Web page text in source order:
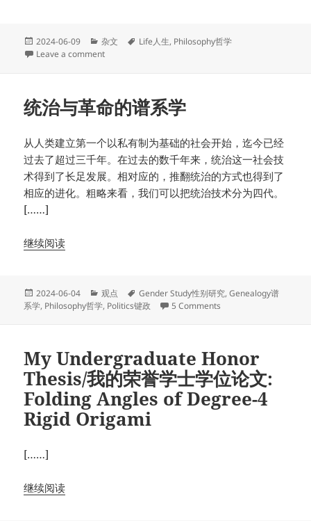
Posted
on
2024-06-09 Categories
杂文 Tags
Life人生, Philosophy哲学
Leave a commenton 我的混蛋人生（上）
统治与革命的谱系学
从人类建立第一个以私有制为基础的社会开始，迄今已经
过去了超过三千年。在过去的数千年来，统治这一社会技
术得到了长足发展。相对应的，推翻统治的方式也得到了
相应的进化。粗略来看，我们可以把统治技术分为四代。
[……]
继续阅读
Posted
on
2024-06-04 Categories
观点 Tags
Gender Study性别研究,Genealogy谱
系学, Philosophy哲学, Politics键政 5 Comments
My Undergraduate Honor
Thesis/我的荣誉学士学位论文:
Folding Angles of Degree-4
Rigid Origami
[……]
继续阅读